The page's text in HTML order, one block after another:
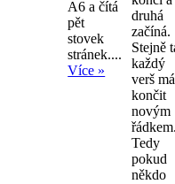
A6 a čítá
pět
stovek
stránek....
Více »
druhá
začíná.
Stejně
každý
verš má
končit
novým
Tedy
pokud
někdo